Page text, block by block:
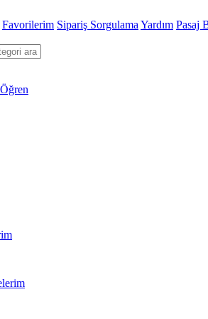
Favorilerim Sipariş Sorgulama Yardım Pasaj